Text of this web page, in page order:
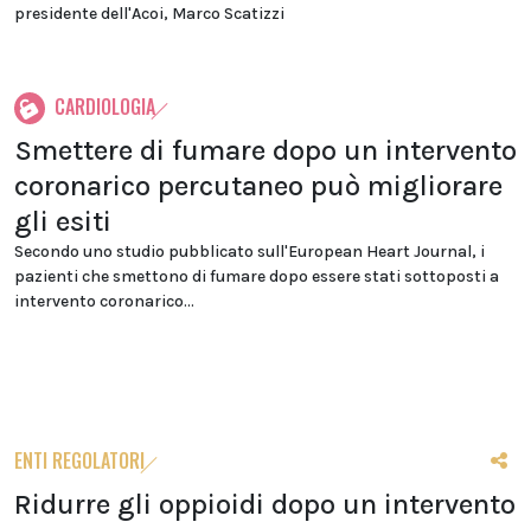
presidente dell'Acoi, Marco Scatizzi
CARDIOLOGIA
Smettere di fumare dopo un intervento
coronarico percutaneo può migliorare
gli esiti
Secondo uno studio pubblicato sull'European Heart Journal, i
pazienti che smettono di fumare dopo essere stati sottoposti a
intervento coronarico...
ENTI REGOLATORI
Ridurre gli oppioidi dopo un intervento